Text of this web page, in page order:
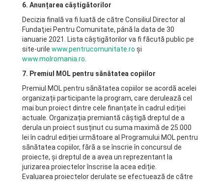
6. Anunțarea câștigătorilor
Decizia finală va fi luată de către Consiliul Director al
Fundaţiei Pentru Comunitate, până la data de 30
ianuarie 2021. Lista câştigătorilor va fi făcută public pe
site-urile www.pentrucomunitate.ro și
www.molromania.ro
7. Premiul MOL pentru sănătatea copiilor
Premiul MOL pentru sănătatea copiilor se acordă acelei
organizații participante la program, care derulează cel
mai bun proiect dintre cele finanțate în cadrul ediției
actuale. Organizația premiantă câștigă dreptul de a
derula un proiect susținut cu suma maximă de 25.000
lei în cadrul ediției următoare al Programului MOL pentru
sănătatea copiilor, fără a se înscrie în concursul de
proiecte, și dreptul de a avea un reprezentant la
jurizarea proiectelor înscrise la acea ediție.
Evaluarea proiectelor derulate se efectuează de către